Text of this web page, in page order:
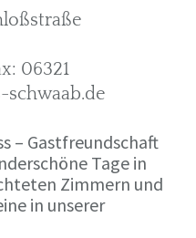
06321
schwaab.de
– Gastfreundschaft
Tage in
Zimmern und
in unserer